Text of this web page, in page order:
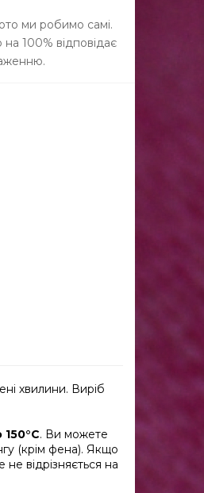
ми робимо самі.
на 100% відповідає
хвилини. Виріб
. Ви можете
(крім фена). Якщо
відрізняється на